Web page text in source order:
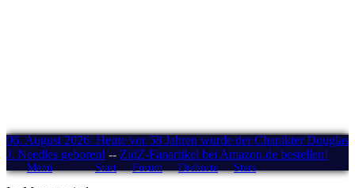
06. August 2026: Heute vor 58 Jahren wurde der Charakter Douglas
J. Needles geboren! -- ZidZ-Fanartikel bei Amazon.de bestellen!
Menü Start Forum Drehorte Stars